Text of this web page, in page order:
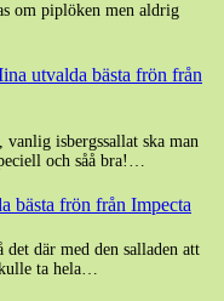
om piplöken men aldrig
utvalda bästa frön från
isbergssallat ska man
och såå bra!…
bästa frön från Impecta
där med den salladen att
ta hela…